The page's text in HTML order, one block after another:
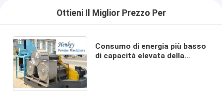
Ottieni Il Miglior Prezzo Per
Consumo di energia più basso
di capacità elevata della